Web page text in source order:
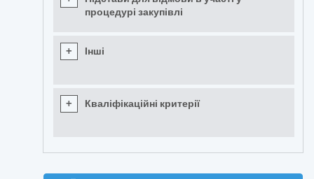
процедурі закупівлі
+ Інші
+ Кваліфікаційні критерії